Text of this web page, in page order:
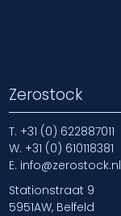
Zerostock
T. +31 (0) 622887011
W. +31 (0) 610118381
E. info@zerostock.nl
Stationstraat 9
5951AW, Belfeld